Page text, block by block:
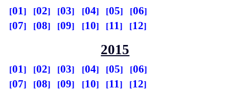
01 02 03 04 05
06
07
08 09 10 11 12
2015
01 02 03 04 05
06
07
08 09 10 11 12